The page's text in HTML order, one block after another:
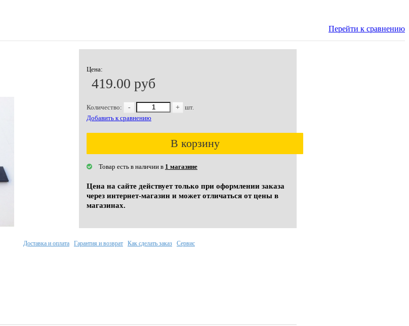
Перейти к сравнению
Цена:
419.00 руб
Количество: - +
шт.
Добавить к сравнению
В корзину
Товар есть в наличии в 1 магазине
Цена на сайте действует только при оформлении заказа
через интернет-магазин и может отличаться от цены в
магазинах.
Доставка и оплата Гарантия и возврат Как сделать заказ Сервис